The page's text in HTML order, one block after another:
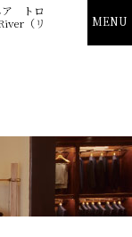
MENU
ア トロ
（リ